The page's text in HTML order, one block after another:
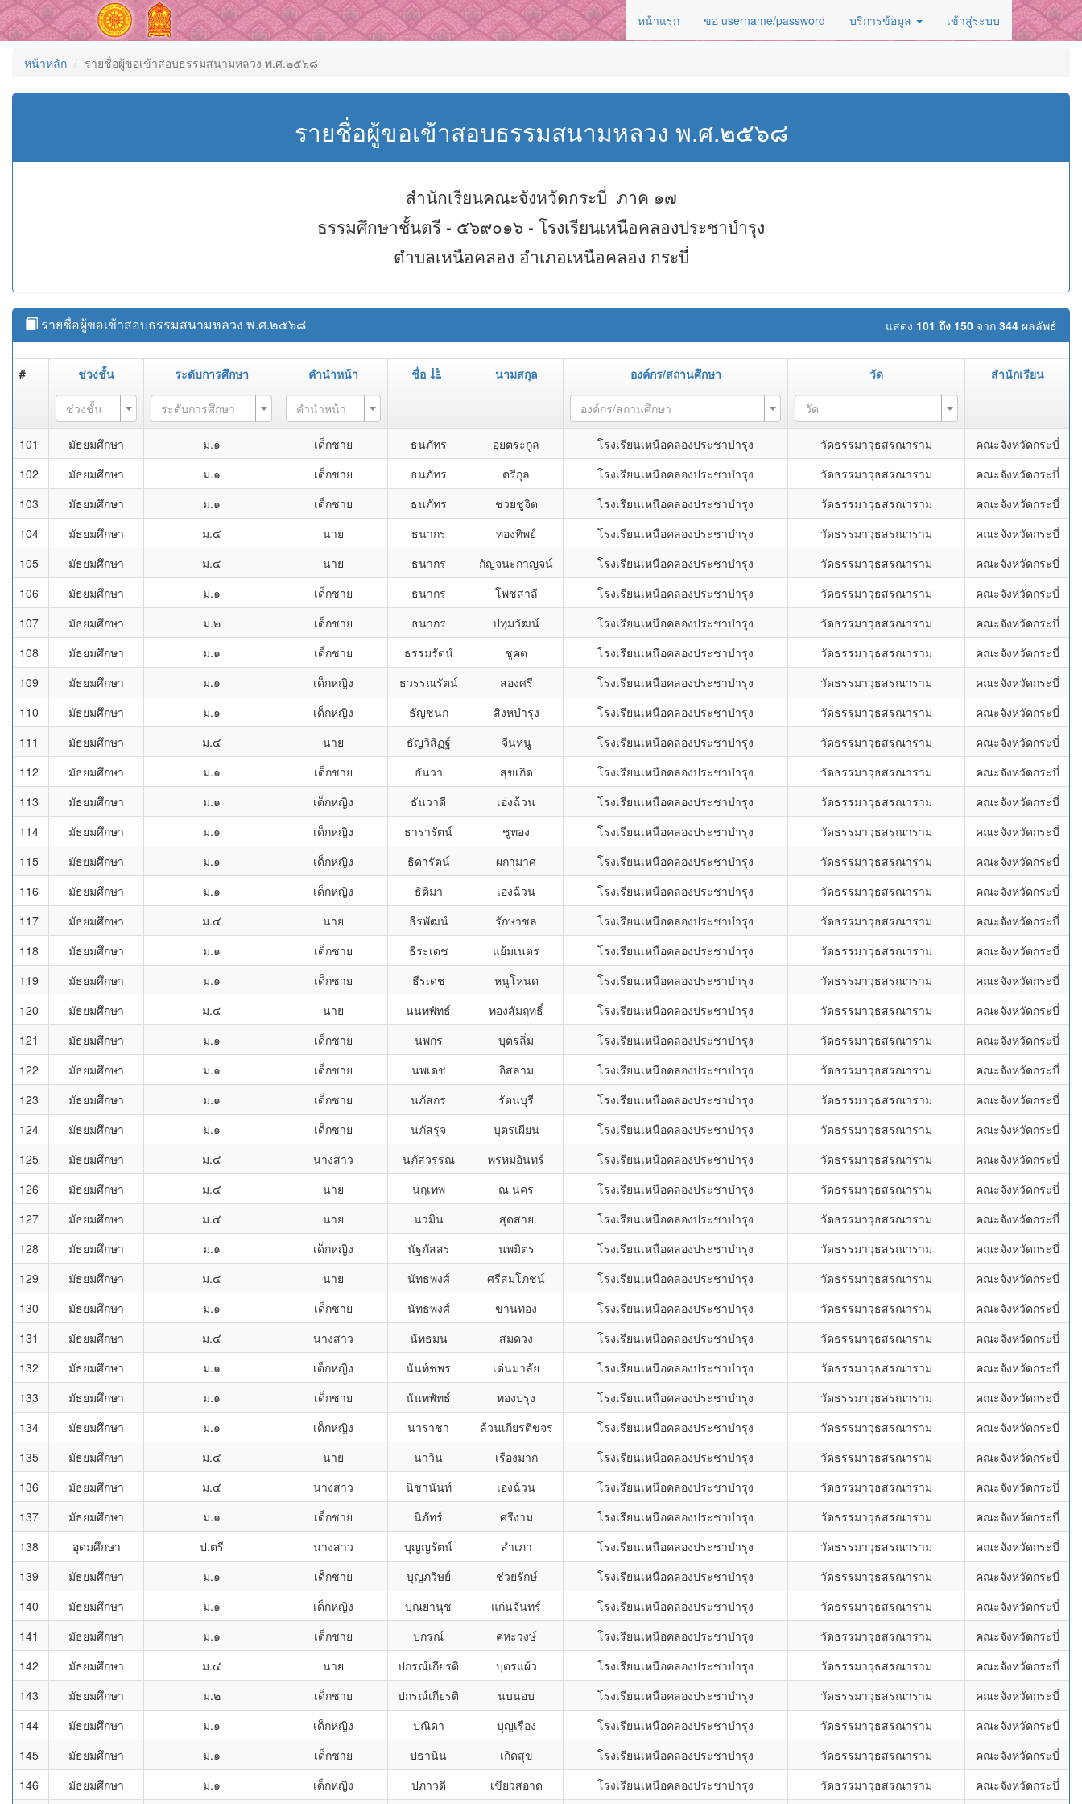
หน้าแรก ขอ username/password บริการข้อมูล เข้าสู่ระบบ
หน้าหลัก รายชื่อผู้ขอเข้าสอบธรรมสนามหลวง พ.ศ.๒๕๖๘
รายชื่อผู้ขอเข้าสอบธรรมสนามหลวง พ.ศ.๒๕๖๘
สำนักเรียนคณะจังหวัดกระบี่ ภาค ๑๗
ธรรมศึกษาชั้นตรี - ๕๖๙๐๑๖ - โรงเรียนเหนือคลองประชาบำรุง
ตำบลเหนือคลอง อำเภอเหนือคลอง กระบี่
แสดง 101 ถึง 150 จาก 344 ผลลัพธ์
รายชื่อผู้ขอเข้าสอบธรรมสนามหลวง พ.ศ.๒๕๖๘
# ช่วงชั้น ระดับการศึกษา คำนำหน้า ชื่อ นามสกุล องค์กร/สถานศึกษา วัด สำนักเรียน
ช่วงชั้น ระดับการศึกษา คำนำหน้า องค์กร/สถานศึกษา วัด
101 มัธยมศึกษา ม.๑ เด็กชาย ธนภัทร อุ่ยตระกูล โรงเรียนเหนือคลองประชาบำรุง วัดธรรมาวุธสรณาราม
คณะจังหวัดกระบี่
102
มัธยมศึกษา ม.๑ เด็กชาย ธนภัทร ตรีกุล โรงเรียนเหนือคลองประชาบำรุง วัดธรรมาวุธสรณาราม
คณะจังหวัดกระบี่
103
มัธยมศึกษา ม.๑ เด็กชาย ธนภัทร ช่วยชูจิต โรงเรียนเหนือคลองประชาบำรุง วัดธรรมาวุธสรณาราม
คณะจังหวัดกระบี่
104
มัธยมศึกษา ม.๔ นาย ธนากร ทองทิพย์ โรงเรียนเหนือคลองประชาบำรุง วัดธรรมาวุธสรณาราม
คณะจังหวัดกระบี่
105
มัธยมศึกษา ม.๔ นาย ธนากร กัญจนะกาญจน์ โรงเรียนเหนือคลองประชาบำรุง วัดธรรมาวุธสรณาราม
คณะจังหวัดกระบี่
106
มัธยมศึกษา ม.๑ เด็กชาย ธนากร โพชสาลี โรงเรียนเหนือคลองประชาบำรุง วัดธรรมาวุธสรณาราม
คณะจังหวัดกระบี่
107
มัธยมศึกษา ม.๒ เด็กชาย ธนากร ปทุมวัฒน์ โรงเรียนเหนือคลองประชาบำรุง วัดธรรมาวุธสรณาราม
คณะจังหวัดกระบี่
108
มัธยมศึกษา ม.๑ เด็กชาย ธรรมรัตน์ ชูคต โรงเรียนเหนือคลองประชาบำรุง วัดธรรมาวุธสรณาราม
คณะจังหวัดกระบี่
109
มัธยมศึกษา ม.๑ เด็กหญิง ธวรรณรัตน์ สองศรี โรงเรียนเหนือคลองประชาบำรุง วัดธรรมาวุธสรณาราม
คณะจังหวัดกระบี่
110
มัธยมศึกษา ม.๑ เด็กหญิง ธัญชนก สิงหบำรุง โรงเรียนเหนือคลองประชาบำรุง วัดธรรมาวุธสรณาราม
คณะจังหวัดกระบี่
111
มัธยมศึกษา ม.๔ นาย ธัญวิสิฏฐ์ จีนหนู โรงเรียนเหนือคลองประชาบำรุง วัดธรรมาวุธสรณาราม
คณะจังหวัดกระบี่
112
มัธยมศึกษา ม.๑ เด็กชาย ธันวา สุขเกิด โรงเรียนเหนือคลองประชาบำรุง วัดธรรมาวุธสรณาราม
คณะจังหวัดกระบี่
113
มัธยมศึกษา ม.๑ เด็กหญิง ธันวาดี เอ่งฉ้วน โรงเรียนเหนือคลองประชาบำรุง วัดธรรมาวุธสรณาราม
คณะจังหวัดกระบี่
114
มัธยมศึกษา ม.๑ เด็กหญิง ธารารัตน์ ชูทอง โรงเรียนเหนือคลองประชาบำรุง วัดธรรมาวุธสรณาราม
คณะจังหวัดกระบี่
115
มัธยมศึกษา ม.๑ เด็กหญิง ธิดารัตน์ ผกามาศ โรงเรียนเหนือคลองประชาบำรุง วัดธรรมาวุธสรณาราม
คณะจังหวัดกระบี่
116
มัธยมศึกษา ม.๑ เด็กหญิง ธิติมา เอ่งฉ้วน โรงเรียนเหนือคลองประชาบำรุง วัดธรรมาวุธสรณาราม
คณะจังหวัดกระบี่
117
มัธยมศึกษา ม.๔ นาย ธีรพัฒน์ รักษาชล โรงเรียนเหนือคลองประชาบำรุง วัดธรรมาวุธสรณาราม
คณะจังหวัดกระบี่
118
มัธยมศึกษา ม.๑ เด็กชาย ธีระเดช แย้มเนตร โรงเรียนเหนือคลองประชาบำรุง วัดธรรมาวุธสรณาราม
คณะจังหวัดกระบี่
119
มัธยมศึกษา ม.๑ เด็กชาย ธีรเดช หนูโหนด โรงเรียนเหนือคลองประชาบำรุง วัดธรรมาวุธสรณาราม
คณะจังหวัดกระบี่
120
มัธยมศึกษา ม.๔ นาย นนทพัทธ์ ทองสัมฤทธิ์ โรงเรียนเหนือคลองประชาบำรุง วัดธรรมาวุธสรณาราม
คณะจังหวัดกระบี่
121
มัธยมศึกษา ม.๑ เด็กชาย นพกร บุตรลิ่ม โรงเรียนเหนือคลองประชาบำรุง วัดธรรมาวุธสรณาราม
คณะจังหวัดกระบี่
122
มัธยมศึกษา ม.๑ เด็กชาย นพเดช อิสลาม โรงเรียนเหนือคลองประชาบำรุง วัดธรรมาวุธสรณาราม
คณะจังหวัดกระบี่
123
มัธยมศึกษา ม.๑ เด็กชาย นภัสกร รัตนบุรี โรงเรียนเหนือคลองประชาบำรุง วัดธรรมาวุธสรณาราม
คณะจังหวัดกระบี่
124
มัธยมศึกษา ม.๑ เด็กชาย นภัสรุจ บุตรเผียน โรงเรียนเหนือคลองประชาบำรุง วัดธรรมาวุธสรณาราม
คณะจังหวัดกระบี่
125
มัธยมศึกษา ม.๔ นางสาว นภัสวรรณ พรหมอินทร์ โรงเรียนเหนือคลองประชาบำรุง วัดธรรมาวุธสรณาราม
คณะจังหวัดกระบี่
126
มัธยมศึกษา ม.๔ นาย นฤเทพ ณ นคร โรงเรียนเหนือคลองประชาบำรุง วัดธรรมาวุธสรณาราม
คณะจังหวัดกระบี่
127
มัธยมศึกษา ม.๔ นาย นวมิน สุดสาย โรงเรียนเหนือคลองประชาบำรุง วัดธรรมาวุธสรณาราม
คณะจังหวัดกระบี่
128
มัธยมศึกษา ม.๑ เด็กหญิง นัฐภัสสร นพมิตร โรงเรียนเหนือคลองประชาบำรุง วัดธรรมาวุธสรณาราม
คณะจังหวัดกระบี่
129
มัธยมศึกษา ม.๔ นาย นัทธพงศ์ ศรีสมโภชน์ โรงเรียนเหนือคลองประชาบำรุง วัดธรรมาวุธสรณาราม
คณะจังหวัดกระบี่
130
มัธยมศึกษา ม.๑ เด็กชาย นัทธพงศ์ ขานทอง โรงเรียนเหนือคลองประชาบำรุง วัดธรรมาวุธสรณาราม
คณะจังหวัดกระบี่
131
มัธยมศึกษา ม.๔ นางสาว นัทธมน สมดวง โรงเรียนเหนือคลองประชาบำรุง วัดธรรมาวุธสรณาราม
คณะจังหวัดกระบี่
132
มัธยมศึกษา ม.๑ เด็กหญิง นันท์ชพร เด่นมาลัย โรงเรียนเหนือคลองประชาบำรุง วัดธรรมาวุธสรณาราม
คณะจังหวัดกระบี่
133
มัธยมศึกษา ม.๑ เด็กชาย นันทพัทธ์ ทองปรุง โรงเรียนเหนือคลองประชาบำรุง วัดธรรมาวุธสรณาราม
คณะจังหวัดกระบี่
134
มัธยมศึกษา ม.๑ เด็กหญิง นาราชา ล้วนเกียรติขจร โรงเรียนเหนือคลองประชาบำรุง วัดธรรมาวุธสรณาราม
คณะจังหวัดกระบี่
135
มัธยมศึกษา ม.๔ นาย นาวิน เรืองมาก โรงเรียนเหนือคลองประชาบำรุง วัดธรรมาวุธสรณาราม
คณะจังหวัดกระบี่
136
มัธยมศึกษา ม.๔ นางสาว นิชานันท์ เอ่งฉ้วน โรงเรียนเหนือคลองประชาบำรุง วัดธรรมาวุธสรณาราม
คณะจังหวัดกระบี่
137
มัธยมศึกษา ม.๑ เด็กชาย นิภัทร์ ศรีงาม โรงเรียนเหนือคลองประชาบำรุง วัดธรรมาวุธสรณาราม
คณะจังหวัดกระบี่
138
อุดมศึกษา ป.ตรี นางสาว บุญญรัตน์ สำเภา โรงเรียนเหนือคลองประชาบำรุง วัดธรรมาวุธสรณาราม
คณะจังหวัดกระบี่
139
มัธยมศึกษา ม.๑ เด็กชาย บุญภวิษย์ ช่วยรักษ์ โรงเรียนเหนือคลองประชาบำรุง วัดธรรมาวุธสรณาราม
คณะจังหวัดกระบี่
140
มัธยมศึกษา ม.๑ เด็กหญิง บุณยานุช แก่นจันทร์ โรงเรียนเหนือคลองประชาบำรุง วัดธรรมาวุธสรณาราม
คณะจังหวัดกระบี่
141
มัธยมศึกษา ม.๑ เด็กชาย ปกรณ์ คหะวงษ์ โรงเรียนเหนือคลองประชาบำรุง วัดธรรมาวุธสรณาราม
คณะจังหวัดกระบี่
142
มัธยมศึกษา ม.๔ นาย ปกรณ์เกียรติ บุตรแผ้ว โรงเรียนเหนือคลองประชาบำรุง วัดธรรมาวุธสรณาราม
คณะจังหวัดกระบี่
143
มัธยมศึกษา ม.๒ เด็กชาย ปกรณ์เกียรติ นบนอบ โรงเรียนเหนือคลองประชาบำรุง วัดธรรมาวุธสรณาราม
คณะจังหวัดกระบี่
144
มัธยมศึกษา ม.๑ เด็กหญิง ปณิดา บุญเรือง โรงเรียนเหนือคลองประชาบำรุง วัดธรรมาวุธสรณาราม
คณะจังหวัดกระบี่
145
มัธยมศึกษา ม.๑ เด็กชาย ปธานิน เกิดสุข โรงเรียนเหนือคลองประชาบำรุง วัดธรรมาวุธสรณาราม
คณะจังหวัดกระบี่
146
มัธยมศึกษา ม.๑ เด็กหญิง ปภาวดี เขียวสอาด โรงเรียนเหนือคลองประชาบำรุง วัดธรรมาวุธสรณาราม คณะจังหวัดกระบี่